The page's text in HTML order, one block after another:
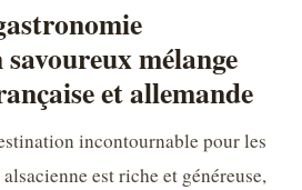
mélange
et allemande
incontournable pour les
est riche et généreuse,